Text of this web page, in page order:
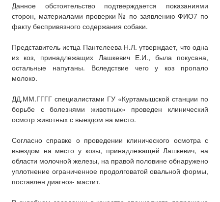
Данное обстоятельство подтверждается показаниями
сторон, материалами проверки № по заявлению ФИО7 по
факту беспривязного содержания собаки.
Представитель истца Пантелеева Н.Л. утверждает, что одна
из коз, принадлежащих Лашкевич Е.И., была покусана,
остальные напуганы. Вследствие чего у коз пропало
молоко.
ДД.ММ.ГГГГ специалистами ГУ «Куртамышской станции по
борьбе с болезнями животных» проведен клинический
осмотр животных с выездом на место.
Согласно справке о проведении клинического осмотра с
выездом на место у козы, принадлежащей Лашкевич, на
области молочной железы, на правой половине обнаружено
уплотнение ограниченное продолговатой овальной формы,
поставлен диагноз- мастит.